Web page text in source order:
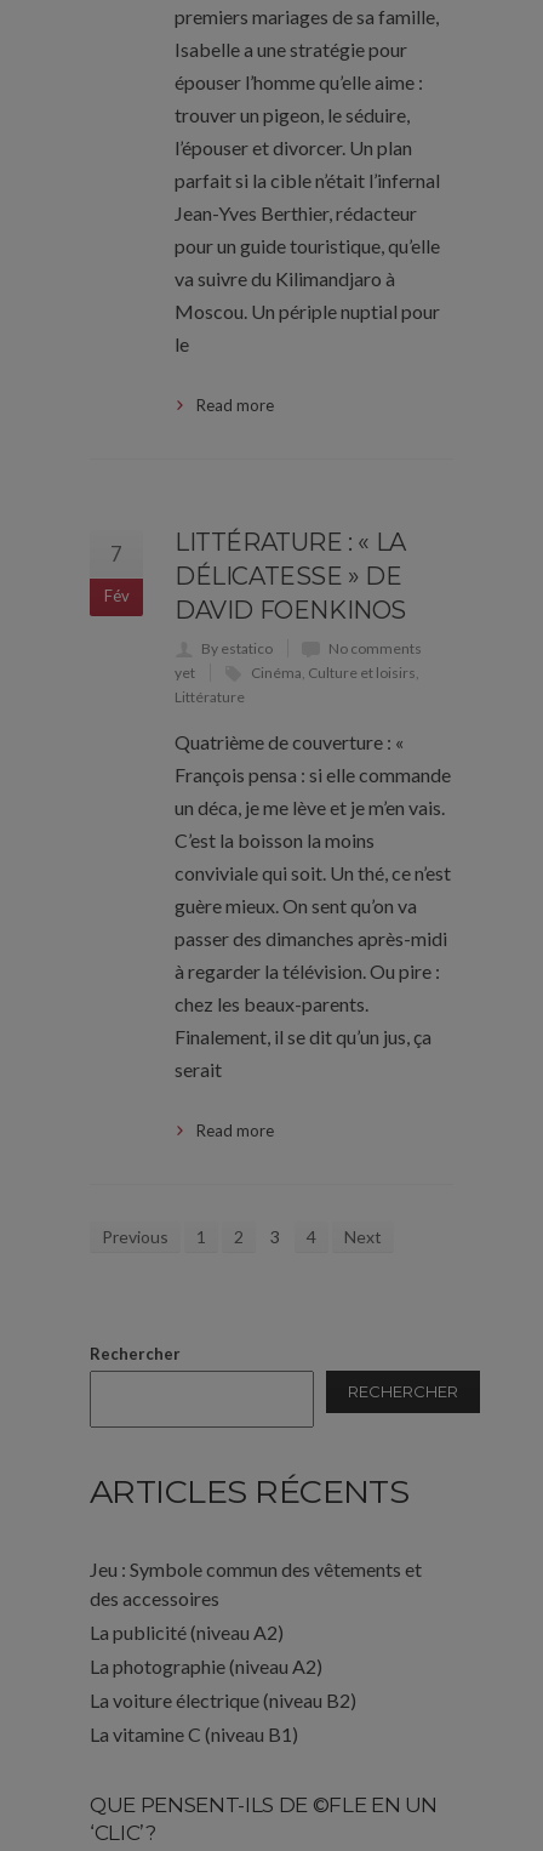
premiers mariages de sa famille,
Isabelle a une stratégie pour
épouser l’homme qu’elle aime :
trouver un pigeon, le séduire,
l’épouser et divorcer. Un plan
parfait si la cible n’était l’infernal
Jean-Yves Berthier, rédacteur
pour un guide touristique, qu’elle
va suivre du Kilimandjaro à
Moscou. Un périple nuptial pour
le
Read more
7
Fév
LITTÉRATURE : « LA
DÉLICATESSE » DE
DAVID FOENKINOS
By estatico
No comments
yet
Cinéma, Culture et loisirs,
Littérature
Quatrième de couverture : «
François pensa : si elle commande
un déca, je me lève et je m’en vais.
C’est la boisson la moins
conviviale qui soit. Un thé, ce n’est
guère mieux. On sent qu’on va
passer des dimanches après-midi
à regarder la télévision. Ou pire :
chez les beaux-parents.
Finalement, il se dit qu’un jus, ça
serait
Read more
Previous 1 2 3 4 Next
Rechercher
RECHERCHER
ARTICLES RÉCENTS
Jeu : Symbole commun des vêtements et
des accessoires
La publicité (niveau A2)
La photographie (niveau A2)
La voiture électrique (niveau B2)
La vitamine C (niveau B1)
QUE PENSENT-ILS DE ©FLE EN UN
‘CLIC’?